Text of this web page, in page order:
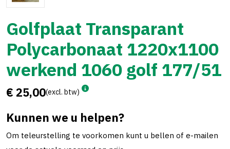
Golfplaat Transparant
Polycarbonaat 1220x1100
werkend 1060 golf 177/51
€ 25,00(excl. btw)
Kunnen we u helpen?
Om teleurstelling te voorkomen kunt u bellen of e-mailen